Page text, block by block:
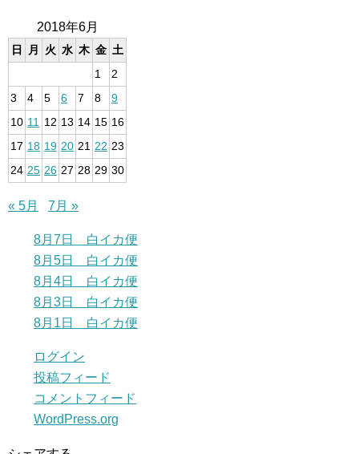
2018年6月
日 月 火 水 木 金 土
1
2
3
4 5 6 7 8
9
10 11 12 13 14 15 16
17 18 19 20 21 22 23
24 25 26 27 28 29 30
« 5月 7月 »
8月7日 白イカ便
8月5日 白イカ便
8月4日 白イカ便
8月3日 白イカ便
8月1日 白イカ便
ログイン
投稿フィード
コメントフィード
WordPress.org